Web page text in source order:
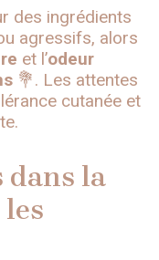
des ingrédients
agressifs, alors
et l’odeur
💐. Les attentes
cutanée et
dans la